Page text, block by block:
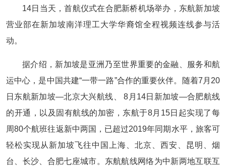
14日当天，首航仪式在合肥新桥机场举办，东航新加坡
营业部在新加坡南洋理工大学华裔馆全程视频连线参与活
动。
据介绍，新加坡是亚洲乃至世界重要的金融、服务和航
运中心，是中国共建“一带一路”合作的重要伙伴。随着7月20
日东航新加坡—北京大兴航线、 8月14日新加坡—合肥航线
的开通，以及固有航线的加密，东航于8月15日起实现了每
周80个航班往返新中两国，已超过2019年同期水平，旅客可
轻松实现从新加坡飞往中国上海、北京、西安、昆明、烟
台、长沙、合肥七座城市。东航航线网络为中新两地互联互